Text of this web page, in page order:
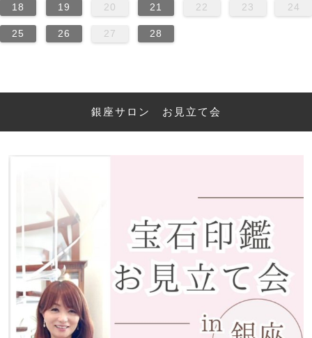
18 19 20 21 22 23 24
25 26 27 28
銀座サロン お見立て会